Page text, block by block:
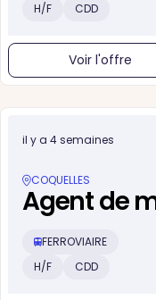
H/F
CDD
Voir l'offre
il y a 4 semaines
COQUELLES
Agent de
FERROVIAIRE
H/F
CDD